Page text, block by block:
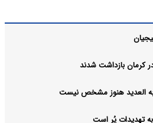
العدید هنوز مشخص نیست
تهدیدات پُر است